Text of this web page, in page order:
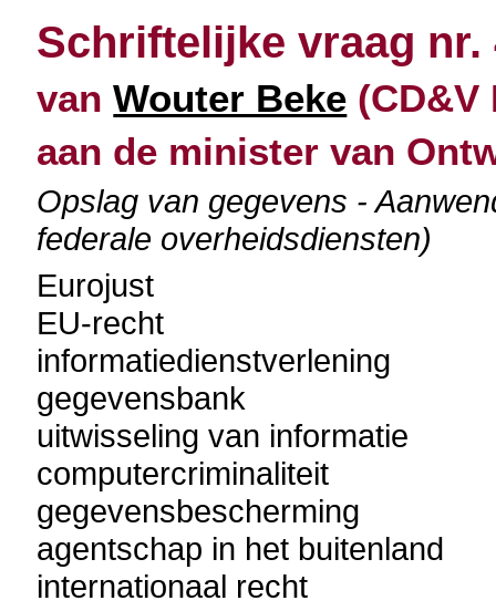
Schriftelijke vraag nr.
vanWouter Beke (CD&V
aan de minister van
Opslag van gegevens -
federale overheidsdiensten)
Eurojust
EU-recht
informatiedienstverlening
gegevensbank
uitwisseling van informatie
computercriminaliteit
gegevensbescherming
agentschap in het buitenland
internationaal recht